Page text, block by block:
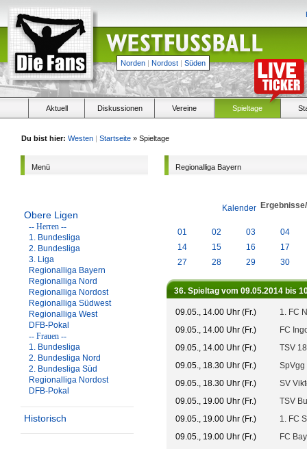
Norden | Nordost | Süden
Aktuell Diskussionen Vereine Spieltage
Du bist hier: Westen | Startseite » Spieltage
Menü
Obere Ligen
-- Herren --
1. Bundesliga
2. Bundesliga
3. Liga
Regionalliga Bayern
Regionalliga Nord
Regionalliga Nordost
Regionalliga Südwest
Regionalliga West
DFB-Pokal
-- Frauen --
1. Bundesliga
2. Bundesliga Nord
2. Bundesliga Süd
Regionalliga Nordost
DFB-Pokal
Historisch
Regionalliga Bayern
Kalender
01 02 03
04
14
15 16
17
27
28 29 30
36. Spieltag vom 09.05.2014 bis
09.05., 14.00 Uhr (Fr.)
1. FC
09.05., 14.00 Uhr (Fr.)
FC
09.05., 14.00 Uhr (Fr.)
TSV
09.05., 18.30 Uhr (Fr.)
SpVgg
09.05., 18.30 Uhr (Fr.)
SV
09.05., 19.00 Uhr (Fr.)
TSV
09.05., 19.00 Uhr (Fr.)
1. FC
09.05., 19.00 Uhr (Fr.)
FC